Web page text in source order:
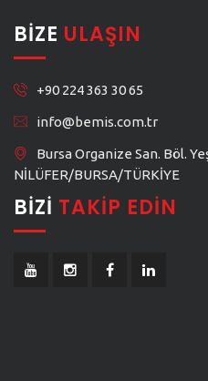
BIZE ULAŞIN
+90 224 363 30 65
info@bemis.com.tr
Bursa Organize San. Böl.
NİLÜFER/BURSA/TÜRKİYE
BIZI TAKIP EDIN